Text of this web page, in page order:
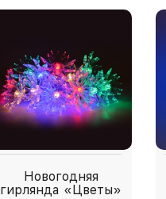
Новогодняя
гирлянда «Цветы»